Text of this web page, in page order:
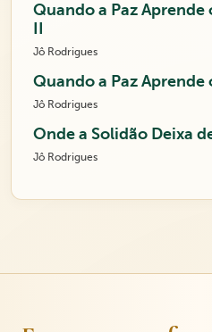
Quando a Paz
Jô Rodrigues
Quando a Paz Aprende
Jô Rodrigues
Onde a Solidão Deixa
Jô Rodrigues